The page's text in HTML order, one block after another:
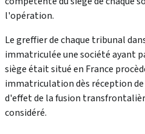
l'opération.
Le greffier de chaque tribunal
immatriculée une société ayant
siège était situé en France
immatriculation dès réception
d'effet de la fusion
considéré.